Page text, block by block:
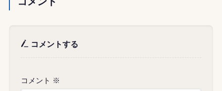
コメントする
コメント ※